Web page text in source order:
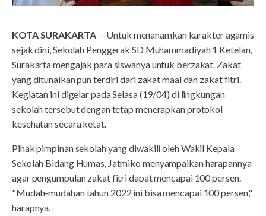
KOTA SURAKARTA-- Untuk menanamkan karakter agamis
sejak dini, Sekolah Penggerak SD Muhammadiyah 1 Ketelan,
Surakarta mengajak para siswanya untuk berzakat. Zakat
yang ditunaikan pun terdiri dari zakat maal dan zakat fitri.
Kegiatan ini digelar pada Selasa (19/04) di lingkungan
sekolah tersebut dengan tetap menerapkan protokol
kesehatan secara ketat.
Pihak pimpinan sekolah yang diwakili oleh Wakil Kepala
Sekolah Bidang Humas, Jatmiko menyampaikan harapannya
agar pengumpulan zakat fitri dapat mencapai 100 persen.
"Mudah-mudahan tahun 2022 ini bisa mencapai 100 persen,"
harapnya.